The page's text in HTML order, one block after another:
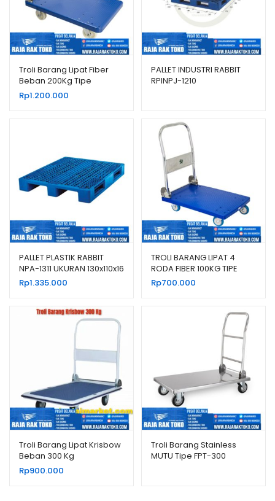
Troli Barang Lipat Fiber
Beban 200Kg Tipe
Fourtney 8884
Rp1.200.000
PALLET INDUSTRI RABBIT
RPINPJ-1210
PALLET PLASTIK RABBIT
NPA-1311 UKURAN 130x110x16
CM, JUAL HARGA BERSAING
Rp1.335.000
TROLI BARANG LIPAT 4
RODA FIBER 100KG TIPE
FOURTNEY 8883
Rp700.000
Troli Barang Lipat Krisbow
Beban 300 Kg
Rp900.000
Troli Barang Stainless
MUTU Tipe FPT-300